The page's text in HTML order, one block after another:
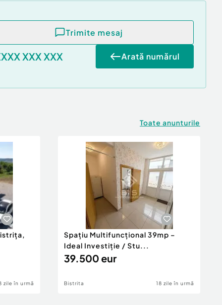
Trimite mesaj
XXX XXX Arată numărul
Toate anunturile
zile în urmă
Spațiu Multifuncțional 39mp –
Ideal Investiție / Stu...
39.500 eur
Bistrita 18 zile în urmă